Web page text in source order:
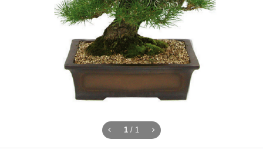
1 / 1